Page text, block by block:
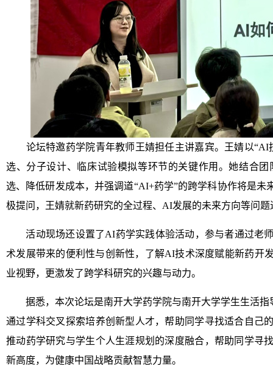
论坛特邀药学院青年教师王婧担任主讲嘉宾。王婧以“AI
选、分子设计、临床试验模拟等环节的关键作用。她结合
选、降低研发成本，并强调道“AI+药学”的跨学科协作将是
极提问，王婧就新药研究的全过程、AI发展的未来方向等问
活动现场还设置了AI药学实践体验活动，参与者通过老
术发展带来的便利性与创新性，了解AI技术深度赋能新药开
业视野，更激发了跨学科研究的兴趣与动力。
据悉，本次论坛是南开大学药学院与南开大学学生生活指
通过学科交叉探索培养创新型人才，帮助同学寻找适合自己
推动药学研究与学生个人生涯规划的深度融合，帮助同学寻
新高度，为健康中国战略贡献智慧力量。